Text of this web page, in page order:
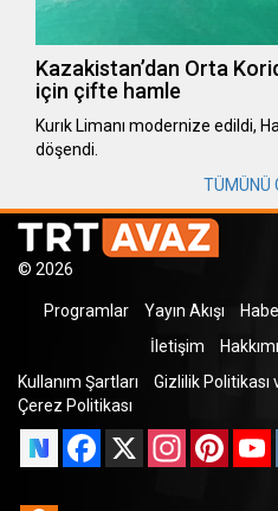
Kazakistan’dan Orta
için çifte hamle
Kurık Limanı modernize edildi,
döşendi.
TÜMÜNÜ
© 2026
Programlar Yayın Akışı
İletişim
Kullanım Şartları
Gizlilik
Çerez Politikası
Facebook
X Instagram